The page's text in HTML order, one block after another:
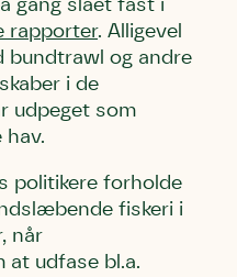
gang slået fast i
rapporter. Alligevel
og andre
i de
udpeget som
hav.
politikere forholde
fiskeri i
når
at udfase bl.a.